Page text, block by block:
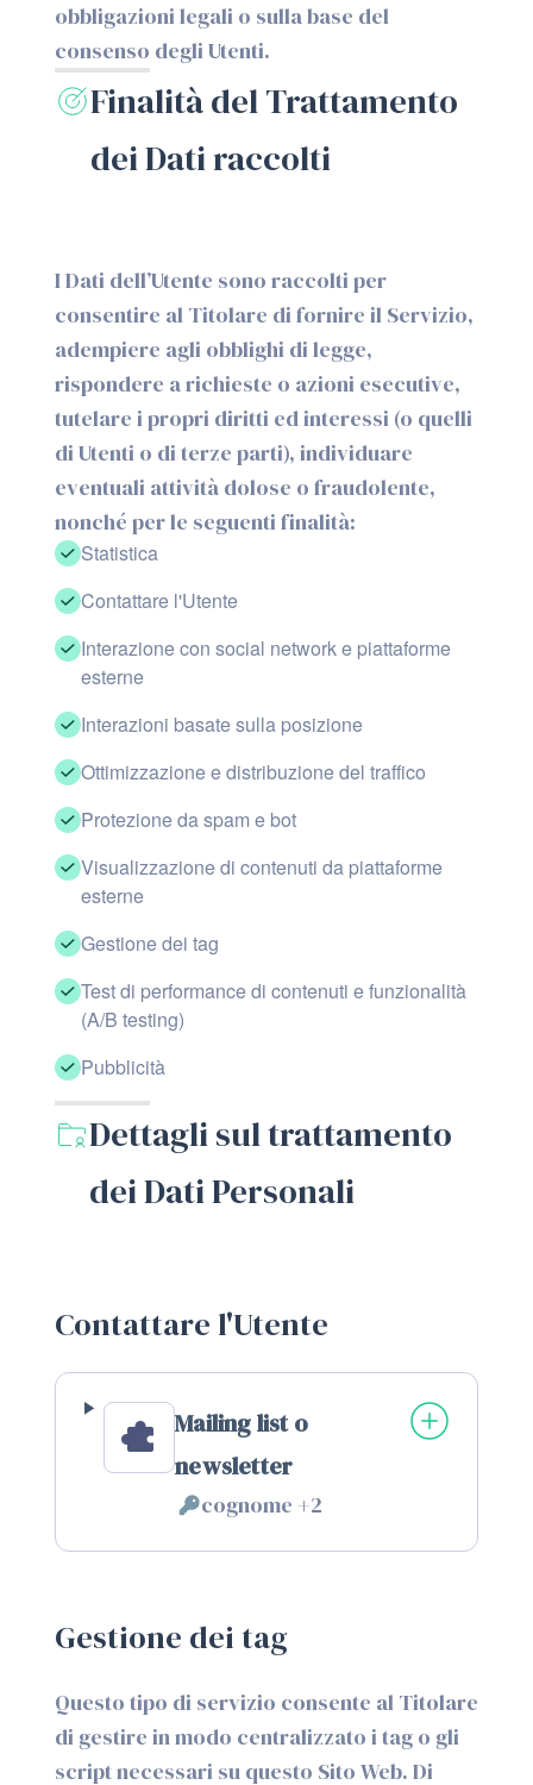
obbligazioni legali o sulla base del
consenso degli Utenti.
Finalità del Trattamento
dei Dati raccolti
I Dati dell’Utente sono raccolti per
consentire al Titolare di fornire il Servizio,
adempiere agli obblighi di legge,
rispondere a richieste o azioni esecutive,
tutelare i propri diritti ed interessi (o quelli
di Utenti o di terze parti), individuare
eventuali attività dolose o fraudolente,
nonché per le seguenti finalità:
Statistica
Contattare l'Utente
Interazione con social network e piattaforme
esterne
Interazioni basate sulla posizione
Ottimizzazione e distribuzione del traffico
Protezione da spam e bot
Visualizzazione di contenuti da piattaforme
esterne
Gestione dei tag
Test di performance di contenuti e funzionalità
(A/B testing)
Pubblicità
Dettagli sul trattamento
dei Dati Personali
Contattare l'Utente
Mailing list o
newsletter
Dati
Personali
cognome +2
Gestione dei tag
Questo tipo di servizio consente al Titolare
di gestire in modo centralizzato i tag o gli
script necessari su questo Sito Web. Di